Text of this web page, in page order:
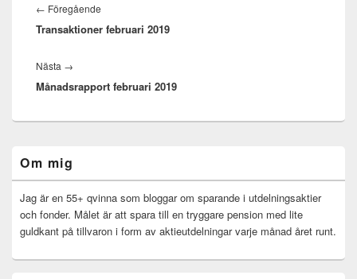
← Föregående
inlägg:
Transaktioner februari 2019
Nästa →
inlägg:
Månadsrapport februari 2019
sidofältet
Widget
område
Om mig
Jag är en 55+ qvinna som bloggar om sparande i utdelningsaktier
och fonder. Målet är att spara till en tryggare pension med lite
guldkant på tillvaron i form av aktieutdelningar varje månad året runt.